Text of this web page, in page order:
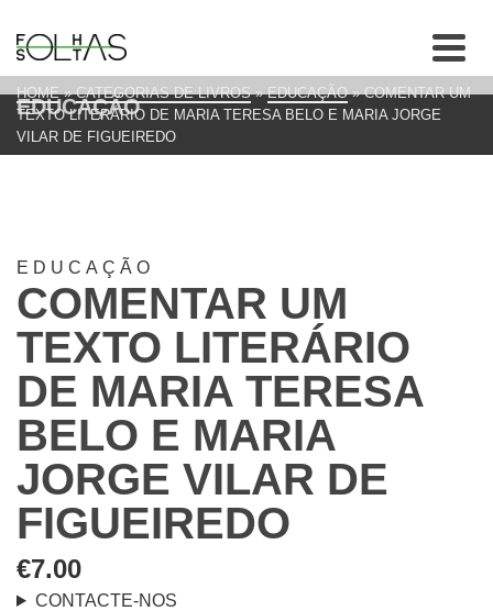
EDUCAÇÃO
HOME » CATEGORIAS DE LIVROS » EDUCAÇÃO » COMENTAR UM
TEXTO LITERÁRIO DE MARIA TERESA BELO E MARIA JORGE
VILAR DE FIGUEIREDO
EDUCAÇÃO
COMENTAR UM
TEXTO LITERÁRIO
DE MARIA TERESA
BELO E MARIA
JORGE VILAR DE
FIGUEIREDO
€7.00
CONTACTE-NOS